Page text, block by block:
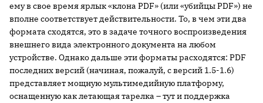
ему в свое время ярлык «клона PDF» (или «убийцы PDF») не
вполне соответствует действительности. То, в чем эти два
формата сходятся, это в задаче точного воспроизведения
внешнего вида электронного документа на любом
устройстве. Однако дальше эти форматы расходятся: PDF
последних версий (начиная, пожалуй, с версий 1.5-1.6)
представляет мощную мультимедийную платформу,
оснащенную как летающая тарелка – тут и поддержка